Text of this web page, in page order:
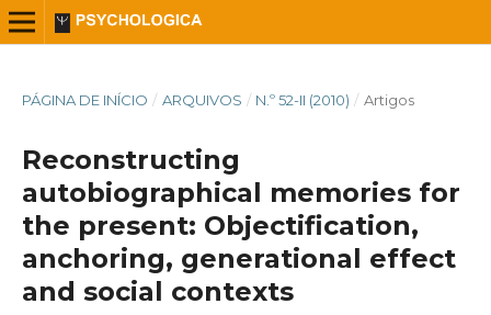
PÁGINA DE INÍCIO / ARQUIVOS / N.º 52-II (2010) / Artigos
Reconstructing
autobiographical memories for
the present: Objectification,
anchoring, generational effect
and social contexts